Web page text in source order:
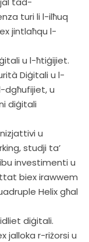
turi li l-ilħuq
jintlaħqu l-
u l-ħtiġijiet.
Diġitali u l-
dgħufijiet, u
diġitali
u
studji ta’
investimenti u
biex irawwem
Helix għal
diġitali.
jalloka r-riżorsi u